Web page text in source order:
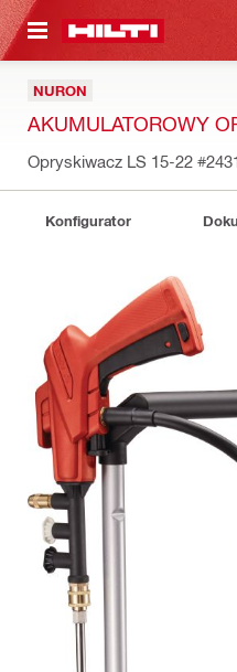
GŁÓWNEJ
NURON
AKUMULATOROWY
Opryskiwacz LS 15-22
Konfigurator